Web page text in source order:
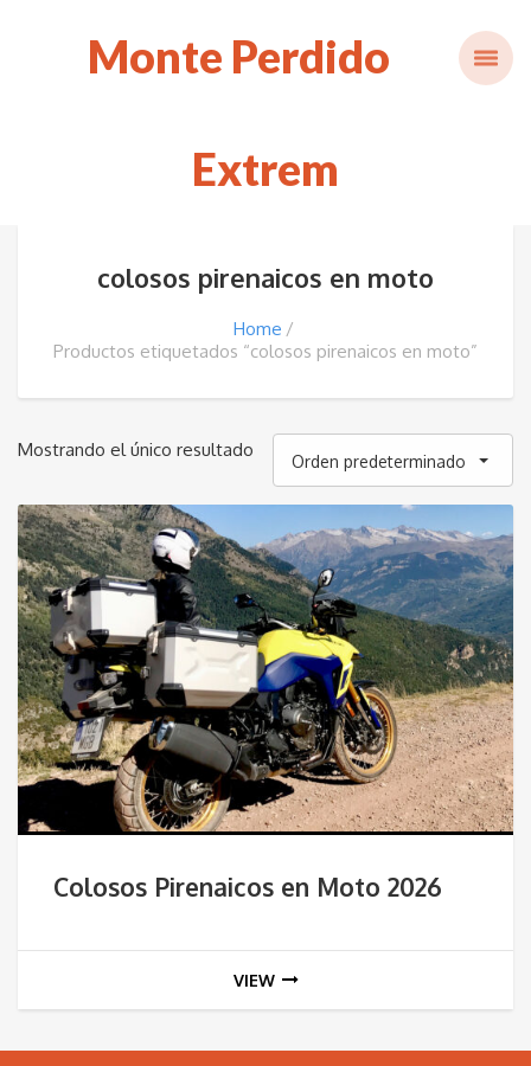
Monte Perdido
Extrem
colosos pirenaicos en moto
Home
Productos etiquetados “colosos pirenaicos en moto”
Mostrando el único resultado
Orden predeterminado
Colosos Pirenaicos en Moto 2026
VIEW